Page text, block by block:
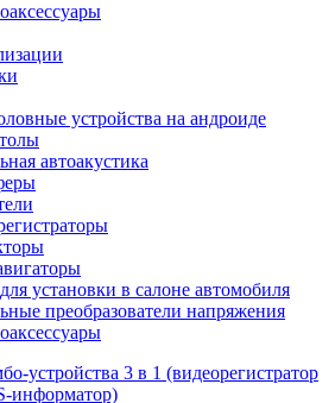
устройства на андроиде
автоакустика
установки в салоне автомобиля
преобразователи напряжения
устройства 3 в 1 (видеорегистратор
информатор)